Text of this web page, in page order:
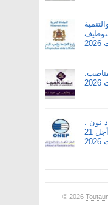
لتوظيف
: مباريات لتوظيف 08 مناصب.
نون :
مباريات لتوظيف 06 مناصب. آخر أجل 21
© 2026